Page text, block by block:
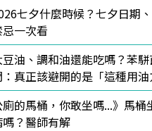
七夕什麼時候？七夕日期
一次看
豆油、調和油還能吃嗎？苯
：真正該避開的是「這種用油
廁的馬桶，你敢坐嗎...》馬桶
？醫師有解